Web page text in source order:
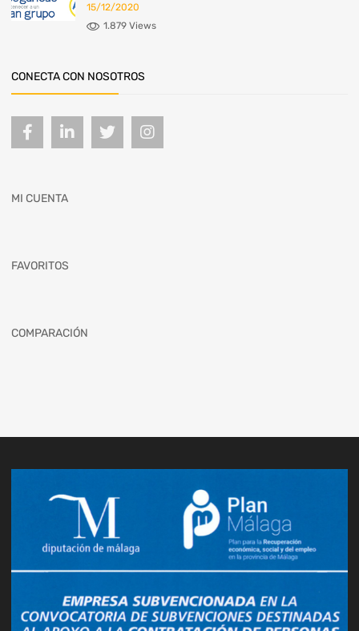
15/12/2020
1.879 Views
CONECTA CON NOSOTROS
MI CUENTA
FAVORITOS
COMPARACIÓN